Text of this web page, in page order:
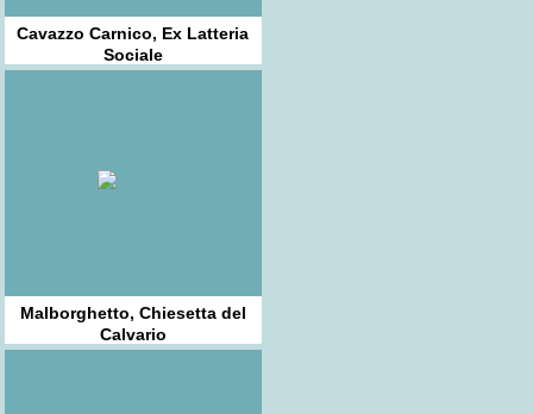
Cavazzo Carnico, Ex Latteria
Sociale
Malborghetto, Chiesetta del
Calvario